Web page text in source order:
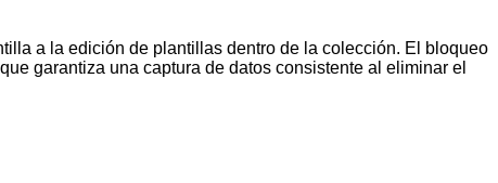
a la edición de plantillas dentro de la colección. El bloqueo
garantiza una captura de datos consistente al eliminar el